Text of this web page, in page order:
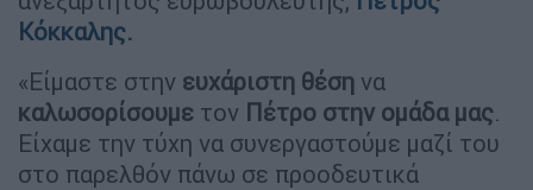
Κόκκαλης.
«Είμαστε στην ευχάριστη θέση να
καλωσορίσουμε τον Πέτρο στην ομάδα μας.
Είχαμε την τύχη να συνεργαστούμε μαζί του
στο παρελθόν πάνω σε προοδευτικά